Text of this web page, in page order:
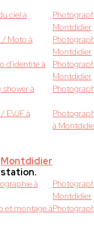
ciel à
Montdidier
/ Moto à
Montdidier
d'identité à
Montdidier
à
EVJF à
à
Montdidier
à
Montdidier
et montage à